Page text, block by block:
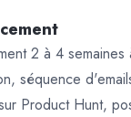
2 à 4 semaines
séquence
Product Hunt,